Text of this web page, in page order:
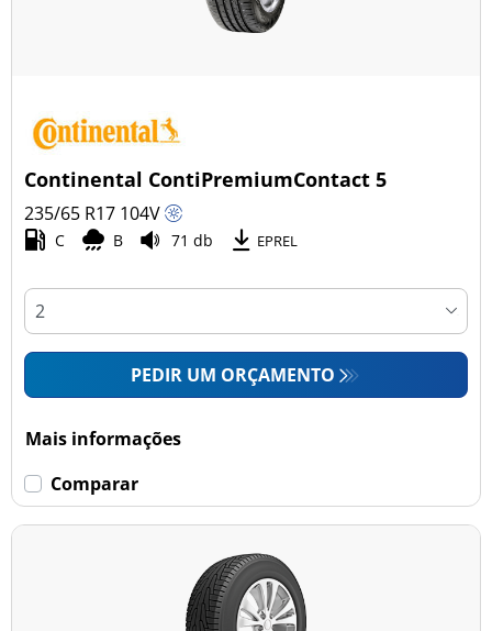
Continental ContiPremiumContact 5
235/65 R17 104V
C B 71 db EPREL
PEDIR UM ORÇAMENTO
Mais informações
Comparar